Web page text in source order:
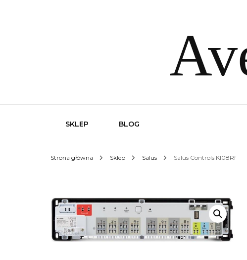
SKLEP BLOG
Strona główna Sklep Salus Salus Controls Kl08Rf